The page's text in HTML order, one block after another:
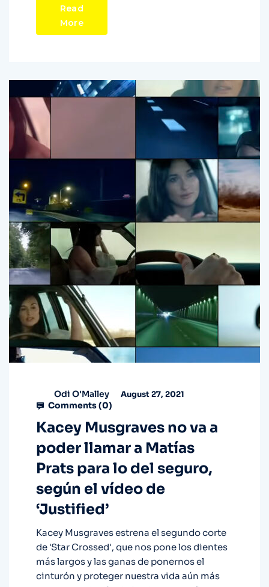
Read
More
Odi O'Malley August 27, 2021
Comments (0)
Kacey Musgraves no va a
poder llamar a Matías
Prats para lo del seguro,
según el vídeo de
‘Justified’
Kacey Musgraves estrena el segundo corte
de 'Star Crossed', que nos pone los dientes
más largos y las ganas de ponernos el
cinturón y proteger nuestra vida aún más